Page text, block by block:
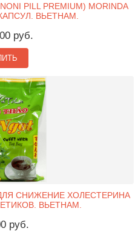
PILL PREMIUM) MORINDA
ВЬЕТНАМ.
руб.
ДЛЯ СНИЖЕНИЕ ХОЛЕСТЕРИНА
ВЬЕТНАМ.
руб.